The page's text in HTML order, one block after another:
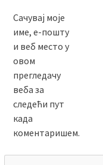
Сачувај моје
име, е-пошту
и веб место у
овом
прегледачу
веба за
следећи пут
када
коментаришем.